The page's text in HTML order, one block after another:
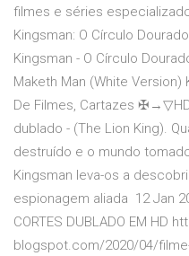
filmes e séries
Kingsman: O Círculo
Kingsman - O Círculo
Maketh Man (White
De Filmes, Cartazes
dublado - (The Lion King).
destruído e o mundo
Kingsman leva-os a
espionagem aliada 12 Jan
CORTES DUBLADO EM HD
blogspot.com/2020/04/